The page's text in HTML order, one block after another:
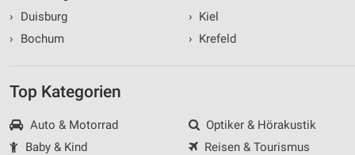
›
Duisburg
›
Bochum
› Kiel
› Krefeld
Top Kategorien
Auto & Motorrad
Baby & Kind
Optiker & Hörakustik
Reisen & Tourismus